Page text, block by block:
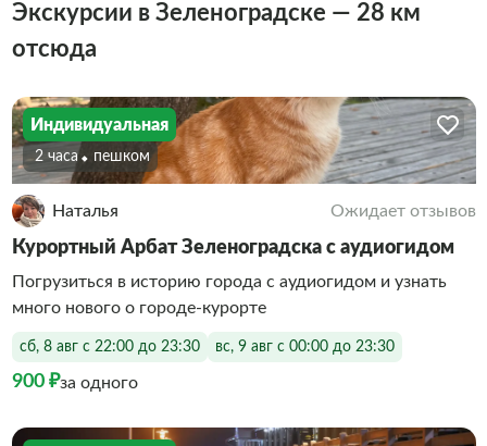
Экскурсии в Зеленоградске — 28 км
отсюда
Индивидуальная
2 часа Пешком
Наталья Ожидает отзывов
Курортный Арбат Зеленоградска с аудиогидом
Погрузиться в историю города с аудиогидом и узнать
много нового о городе-курорте
сб, 8 авг с 22:00 до 23:30 вс, 9 авг с 00:00 до 23:30
900 ₽за одного